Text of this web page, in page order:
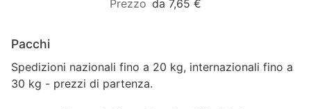
da 7,65 €
Pacchi
Spedizioni nazionali fino a 20 kg, internazionali fino a
30 kg - prezzi di partenza.